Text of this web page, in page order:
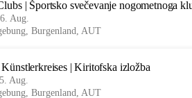
| Športsko svečevanje nogometnoga
Aug.
Burgenland, AUT
| Kiritofska izložba
Aug.
Burgenland, AUT